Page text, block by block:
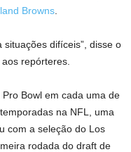
Browns.
situações difíceis”, disse o
repórteres.
Bowl em cada uma de
na NFL, uma
com a seleção do Los
rodada do draft de